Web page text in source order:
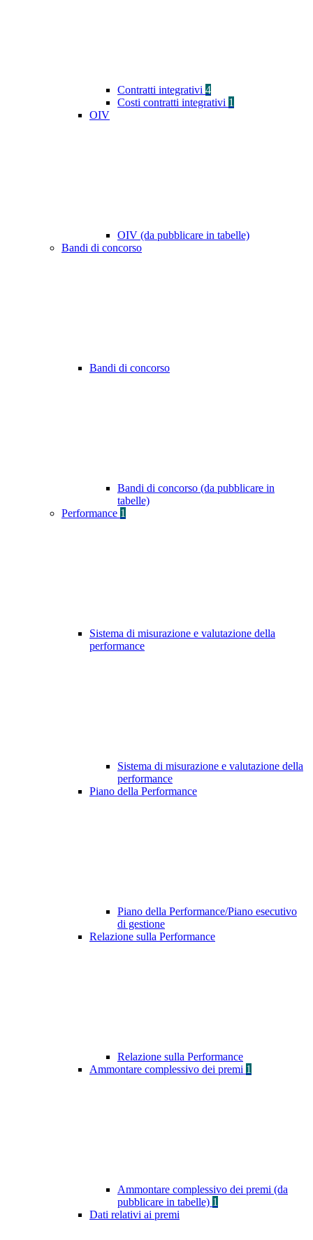
Contratti integrativi 4
Costi contratti integrativi 1
OIV
OIV (da pubblicare in tabelle)
Bandi di concorso
Bandi di concorso
Bandi di concorso (da pubblicare in
tabelle)
Performance 1
Sistema di misurazione e valutazione della
performance
Sistema di misurazione e valutazione della
performance
Piano della Performance
Piano della Performance/Piano esecutivo
di gestione
Relazione sulla Performance
Relazione sulla Performance
Ammontare complessivo dei premi 1
Ammontare complessivo dei premi (da
pubblicare in tabelle) 1
Dati relativi ai premi